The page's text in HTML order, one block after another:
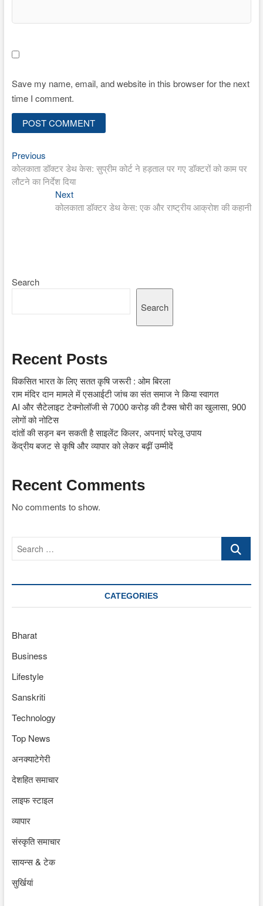
Save my name, email, and website in this browser for the next
time I comment.
Post
navigation
PreviousPrevious
post:
कोलकाता डॉक्टर डेथ केस: सुप्रीम कोर्ट ने हड़ताल पर गए डॉक्टरों को काम पर
लौटने का निर्देश दिया
NextNext
post:
कोलकाता डॉक्टर डेथ केस: एक और राष्ट्रीय आक्रोश की कहानी
Search
Search
Recent Posts
विकसित भारत के लिए सतत कृषि जरूरी : ओम बिरला
राम मंदिर दान मामले में एसआईटी जांच का संत समाज ने किया स्वागत
AI और सैटेलाइट टेक्नोलॉजी से 7000 करोड़ की टैक्स चोरी का खुलासा, 900
लोगों को नोटिस
दांतों की सड़न बन सकती है साइलेंट किलर, अपनाएं घरेलू उपाय
केंद्रीय बजट से कृषि और व्यापार को लेकर बढ़ीं उम्मीदें
Recent Comments
No comments to show.
Search
CATEGORIES
Bharat
Business
Lifestyle
Sanskriti
Technology
Top News
अनक्याटेगेरी
देशहित समाचार
लाइफ स्टाइल
व्यापार
संस्कृति समाचार
सायन्स & टेक
सुर्खियां